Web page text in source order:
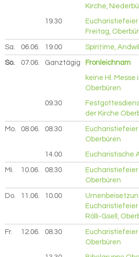
Kirche,
19.30
Freitag,
Sa. 06.06. 2026
19.00 Spiri†ime, Andwil
So. 07.06. 2026
Ganztägig Fronleichnam
keine Hl.
Oberbüren
09.30
der Kirche
Mo. 08.06. 2026
08.30
Oberbüren
14.00 Eucharistische
Mi. 10.06. 2026
08.30
Oberbüren
Do. 11.06. 2026
10.00
Rölli-Gsell,
Fr. 12.06. 2026
08.30
Oberbüren